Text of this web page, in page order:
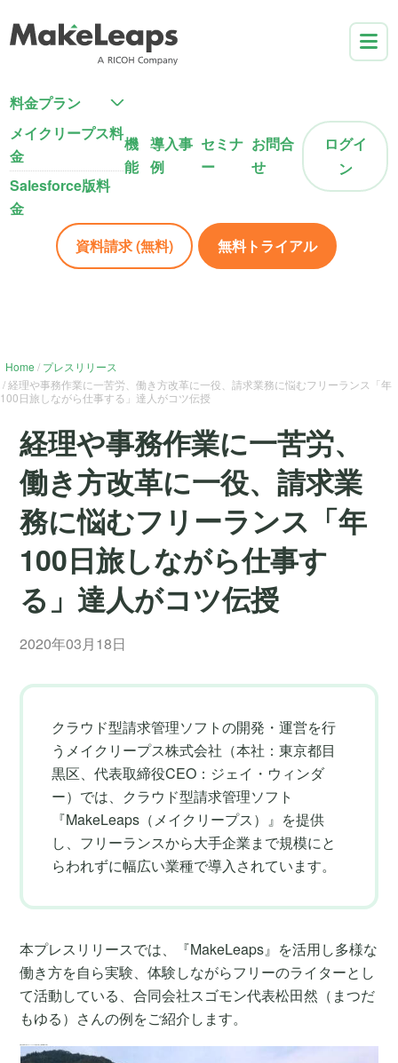
料金プラン
メイクリープス料
金
Salesforce版料
金
機
能
導入事
例
セミナ
ー
お問合
せ
ログイ
ン
資料請求 (無料) 無料トライアル
Home
プレスリリース
経理や事務作業に一苦労、働き方改革に一役、請求業務に悩むフリーランス「年
100日旅しながら仕事する」達人がコツ伝授
経理や事務作業に一苦労、
働き方改革に一役、請求業
務に悩むフリーランス「年
100日旅しながら仕事す
る」達人がコツ伝授
2020年03月18日
クラウド型請求管理ソフトの開発・運営を行
うメイクリープス株式会社（本社：東京都目
黒区、代表取締役CEO：ジェイ・ウィンダ
ー）では、クラウド型請求管理ソフト
『MakeLeaps（メイクリープス）』を提供
し、フリーランスから大手企業まで規模にと
らわれずに幅広い業種で導入されています。
本プレスリリースでは、『MakeLeaps』を活用し多様な
働き方を自ら実験、体験しながらフリーのライターとし
て活動している、合同会社スゴモン代表松田然（まつだ
もゆる）さんの例をご紹介します。